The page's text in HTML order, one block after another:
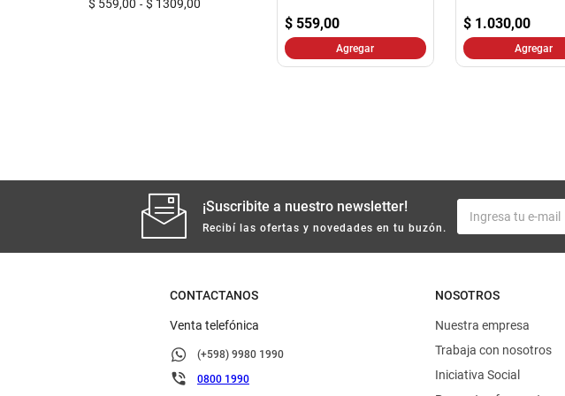
$ 559,00 $ 1309,00
$ 559,00
Agregar
$ 1.030,00
Agregar
¡Suscribite a nuestro newsletter!
Recibí las ofertas y novedades en tu buzón.
CONTACTANOS
Venta telefónica
(+598) 9980 1990
0800 1990
NOSOTROS
Nuestra empresa
Trabaja con nosotros
Iniciativa Social